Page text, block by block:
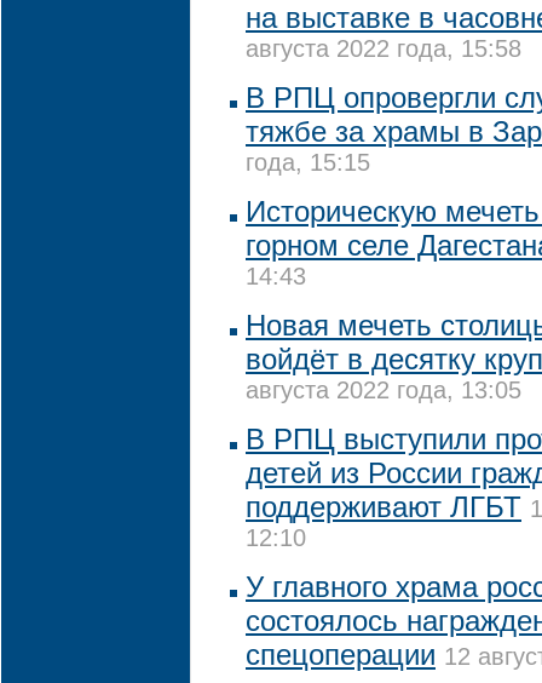
на выставке в
августа 2022 года, 15:58
В РПЦ опровергли
тяжбе за храмы в
года, 15:15
Историческую
горном селе
14:43
Новая мечеть
войдёт в десятку
августа 2022 года, 13:05
В РПЦ выступили
детей из России
поддерживают ЛГБТ
12:10
У главного храма
состоялось
спецоперации 12